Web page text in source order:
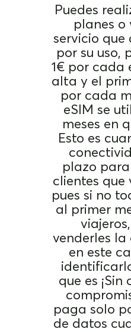
Puedes
planes o
servicio que
por su uso,
1€ por cada
alta y el
por cada
eSIM se
meses en
Esto es
plazo
clientes que
pues si no
al primer
venderles
en este
que es
paga solo
de datos